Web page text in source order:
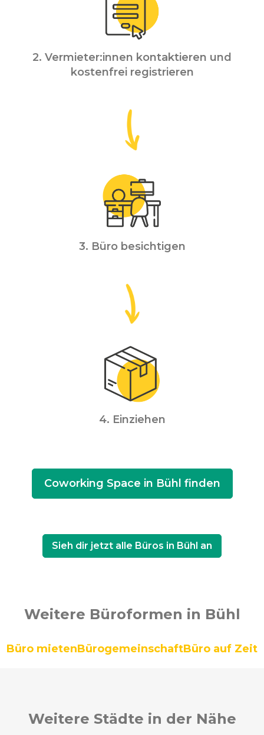
2. Vermieter:innen kontaktieren und
kostenfrei registrieren
3. Büro besichtigen
4. Einziehen
Coworking Space in Bühl finden
Sieh dir jetzt alle Büros in Bühl an
Weitere Büroformen in Bühl
Büro mietenBürogemeinschaftBüro auf Zeit
Weitere Städte in der Nähe